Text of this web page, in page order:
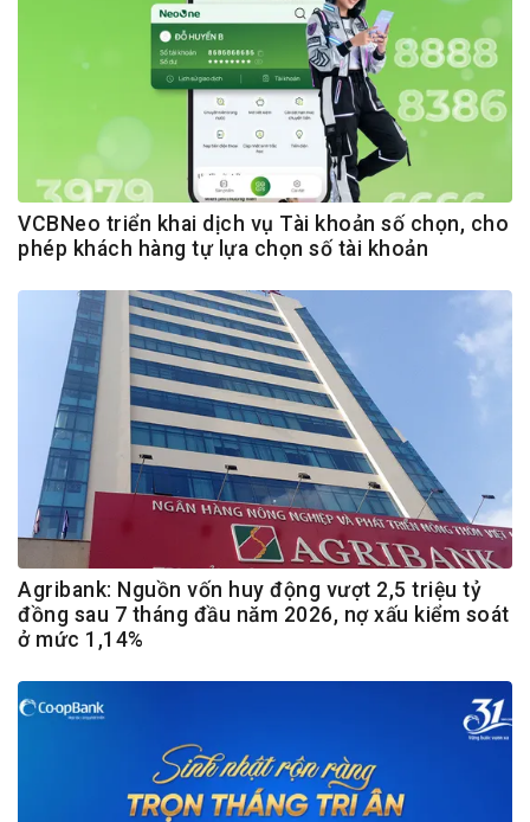
VCBNeo triển khai dịch vụ Tài khoản số chọn, cho
phép khách hàng tự lựa chọn số tài khoản
Agribank: Nguồn vốn huy động vượt 2,5 triệu tỷ
đồng sau 7 tháng đầu năm 2026, nợ xấu kiểm soát
ở mức 1,14%